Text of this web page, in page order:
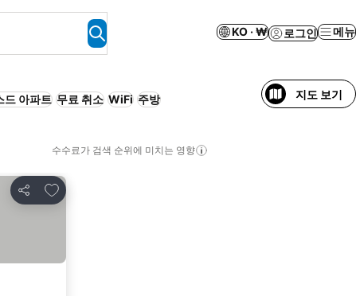
KO · ₩ 로그인 메뉴
드 아파트 무료 취소 WiFi 주방 지도 보기
수수료가 검색 순위에 미치는 영향
공유
즐겨찾기에 추가